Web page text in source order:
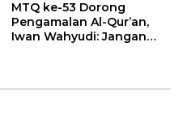
MTQ ke-53 Dorong
Pengamalan Al-Qur’an,
Iwan Wahyudi: Jangan